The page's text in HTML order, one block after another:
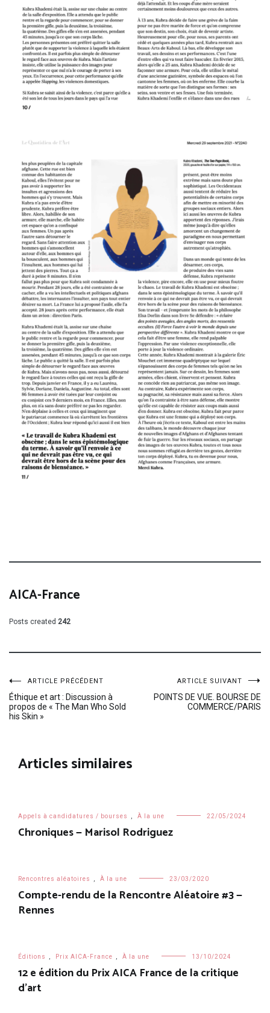
AICA-France
Posts created 242
Navigation
de
l’article
ARTICLE PRÉCÉDENT
Éthique et art : Discussion à
propos de « The Man Who Sold
his Skin »
ARTICLE SUIVANT
POINTS DE VUE. BOURSE DE
COMMERCE/PARIS
Articles similaires
Appels à candidatures / bourses À la une 22/05/2024
Chroniques — Marisol Rodriguez
Rencontres aléatoires À la une 23/03/2020
Compte-rendu de la Rencontre Aléatoire #3 —
Rennes
Éditions Prix AICA-France À la une 13/10/2024
12 e édition du Prix AICA France de la critique
d’art